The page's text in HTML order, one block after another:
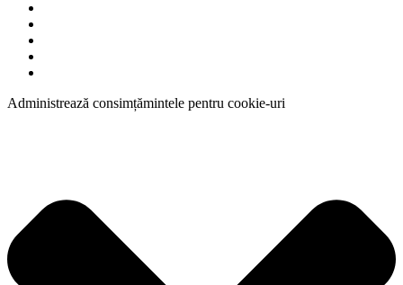
Administrează consimțămintele pentru cookie-uri